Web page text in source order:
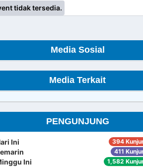
tidak tersedia.
Media Sosial
Media Terkait
PENGUNJUNG
Ini 394
411
Ini 1,582